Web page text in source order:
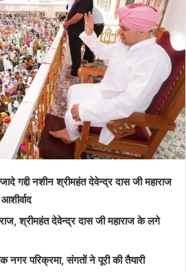
गद्दी नशीन श्रीमहंत देवेन्द्र दास जी महाराज
श्रीमहंत देवेन्द्र दास जी महाराज के लगे
नगर परिक्रमा, संगतों ने पूरी की तैयारी